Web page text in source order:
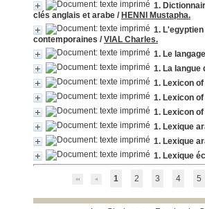
1.
clés anglais et arabe / HENNI Mustapha.
1.
contemporaines /VIAL Charles.
1. Le
1. La langue
1. Lexicon
1. Lexicon
1. Lexicon
1. Lexique
1. Lexique
1. Lexique
1 2 3 4 5